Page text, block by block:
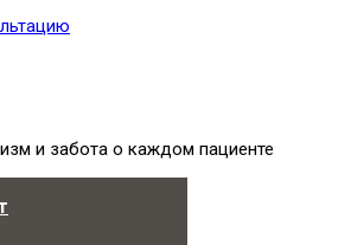
и забота о каждом пациенте